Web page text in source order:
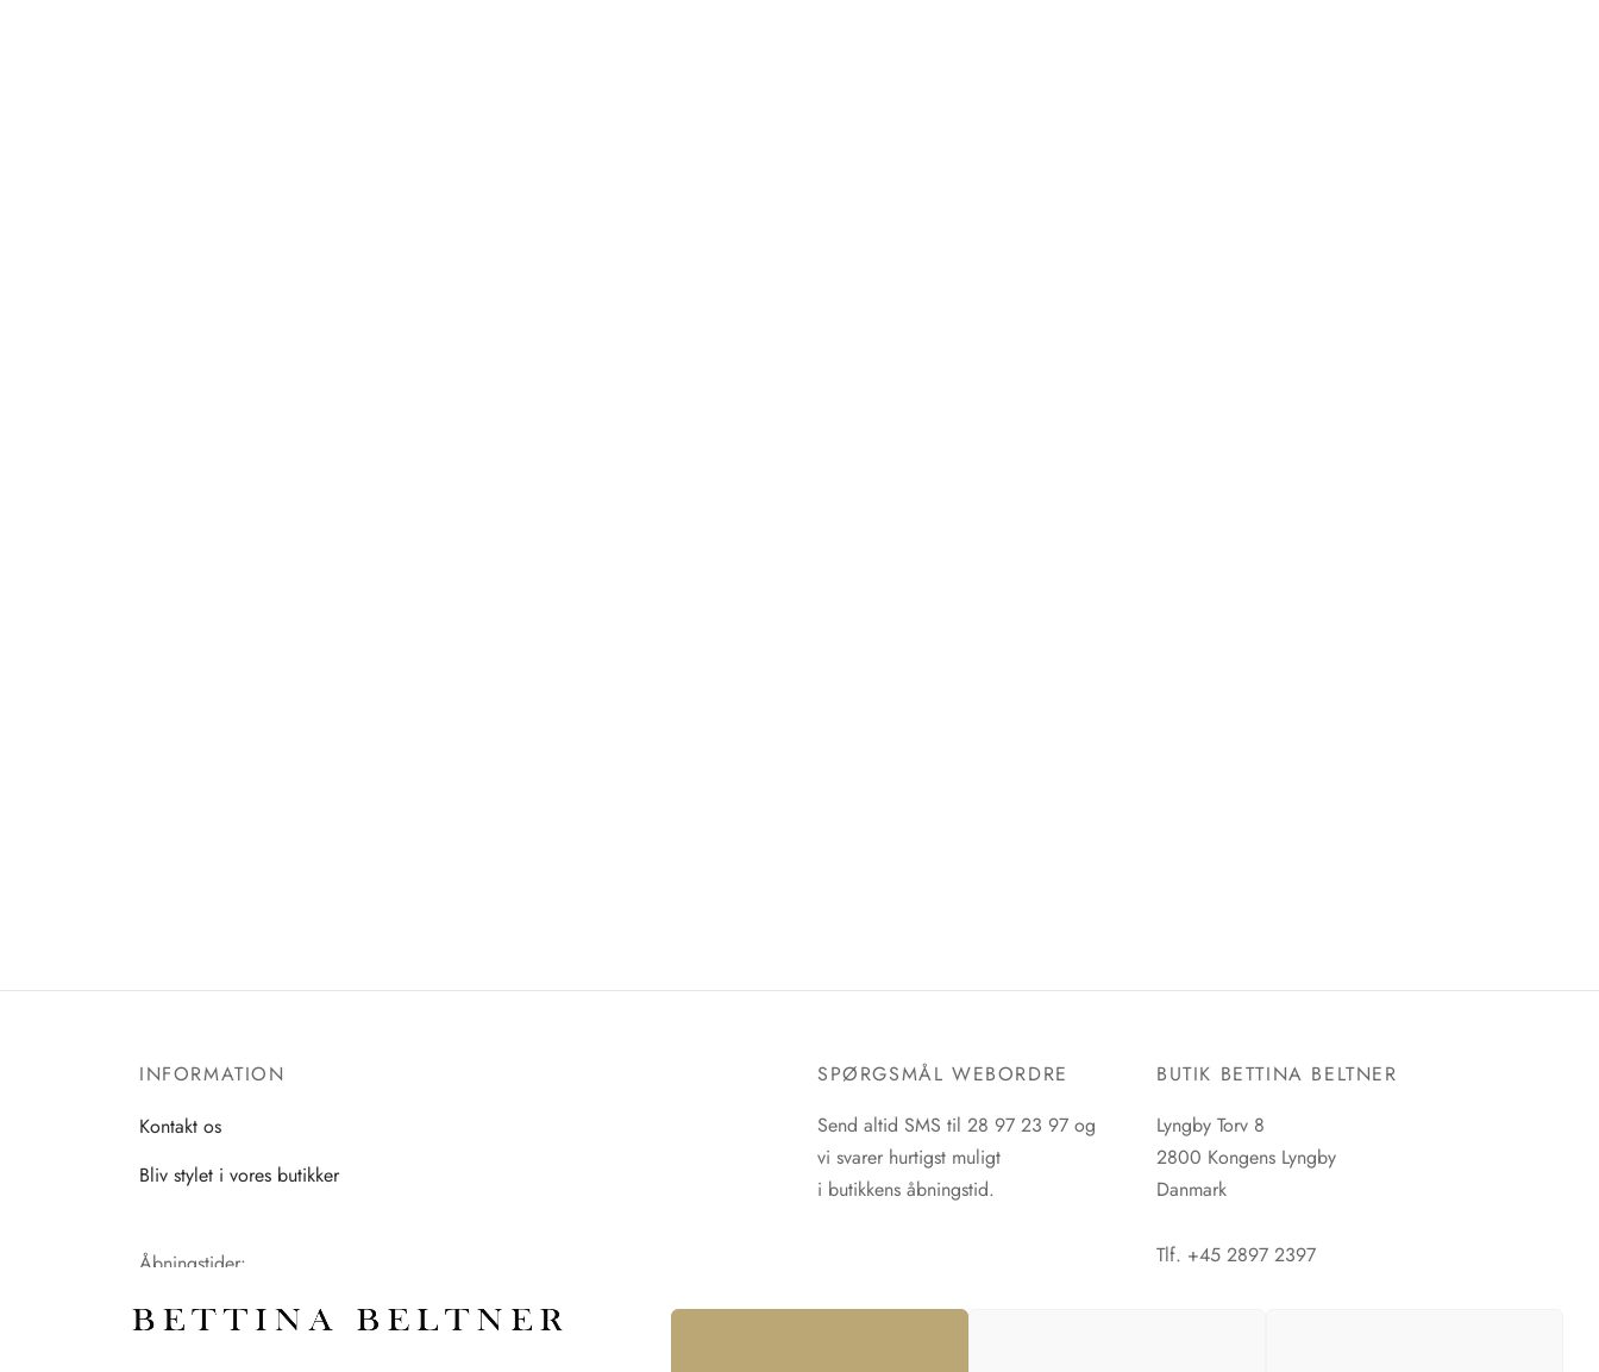
INFORMATION
Kontakt os
Bliv stylet i vores butikker
Åbningstider:
Lørdag: 11.00-15.00
SPØRGSMÅL WEBORDRE
Send altid SMS til 28 97 23 97 og
vi svarer hurtigst muligt
i butikkens åbningstid.
BUTIK BETTINA BELTNER
Lyngby Torv 8
2800 Kongens Lyngby
Danmark
Tlf. +45 2897 2397